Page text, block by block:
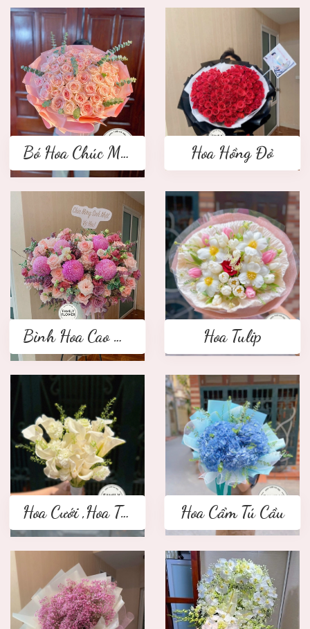
Bó Hoa Chúc Mừng Hoa Hồng Đỏ
Bình Hoa Cao Cấp Hoa Tulip
Hoa Cưới ,Hoa Tay Cầm Cô Dâu Hoa Cẩm Tú Cầu